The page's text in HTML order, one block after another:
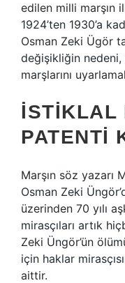
edilen milli marşın
1924’ten 1930’a
Osman Zeki Ügör
değişikliğin nedeni,
marşlarını
İSTIKLAL
PATENTI
Marşın söz yazarı
Osman Zeki
üzerinden 70 yılı
mirasçıları artık
Zeki Üngör’ün
için haklar
aittir.